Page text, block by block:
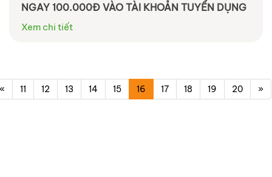
NGAY 100.000Đ VÀO TÀI KHOẢN TUYỂN DỤNG
Xem chi tiết
« 11 12 13 14 15 16 17 18 19 20 »